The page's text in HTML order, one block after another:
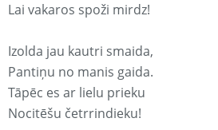
Lai vakaros spoži mirdz!
Izolda jau kautri smaida,
Pantiņu no manis gaida.
Tāpēc es ar lielu prieku
Nocitēšu četrrindieku!